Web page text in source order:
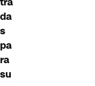
da
s
pa
ra
su